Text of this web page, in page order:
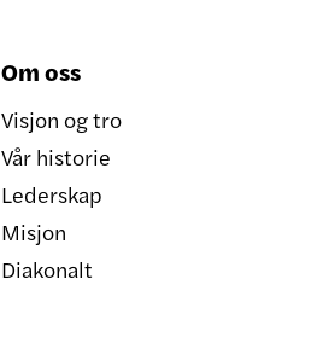
Om oss
Visjon og tro
Vår historie
Lederskap
Misjon
Diakonalt